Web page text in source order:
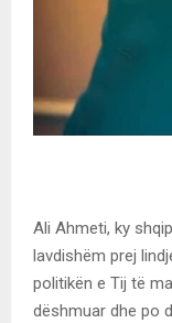
Ali Ahmeti, ky
lavdishëm prej
politikën e Tij të
dëshmuar dhe po